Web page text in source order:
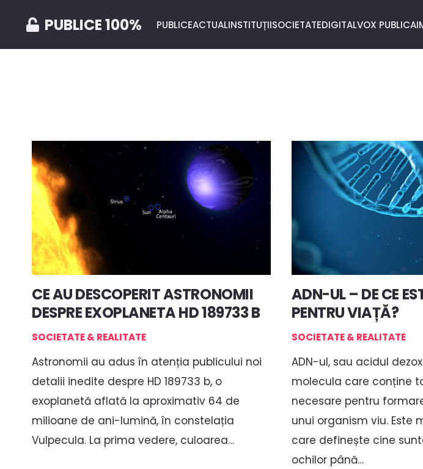
PUBLICE 100% PUBLICEACTUALINSTITUȚIISOCIETATEDIGITALVOX PUBLICA
CE AU DESCOPERIT ASTRONOMII
DESPRE EXOPLANETA HD 189733 B
SOCIETATE & REALITATE
Astronomii au adus în atenția publicului noi
detalii inedite despre HD 189733 b, o
exoplanetă aflată la aproximativ 64 de
milioane de ani-lumină, în constelația
Vulpecula. La prima vedere, culoarea…
ADN-UL – DE CE
PENTRU VIAȚĂ?
SOCIETATE & REALITATE
ADN-ul, sau acidul
molecula care conține
necesare pentru
unui organism viu. Este
care definește cine
ochilor până…